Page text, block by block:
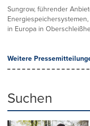
Sungrow, führender
in Europa in
Weitere
Suchen